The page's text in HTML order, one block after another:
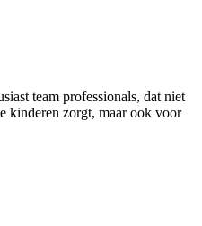
team professionals, dat niet
kinderen zorgt, maar ook voor